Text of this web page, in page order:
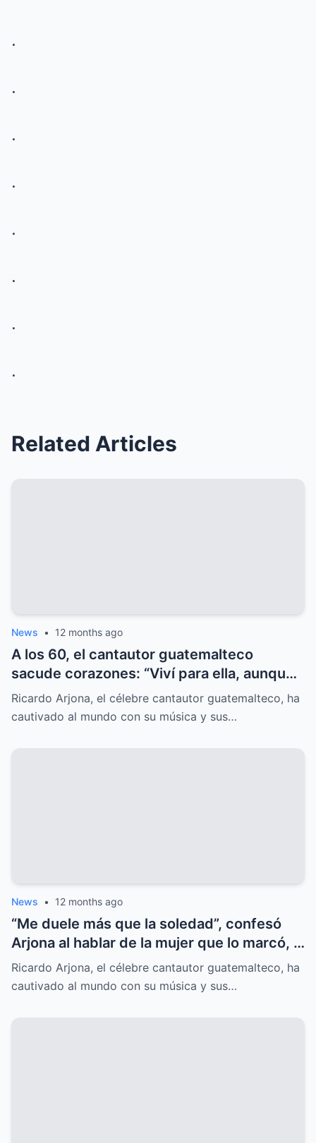
.
.
.
.
.
.
.
.
Related Articles
News • 12 months ago
A los 60, el cantautor guatemalteco
sacude corazones: “Viví para ella, aunque
el mundo nunca lo supo”, y el misterio
sorprende.
Ricardo Arjona, el célebre cantautor guatemalteco, ha
cautivado al mundo con su música y sus…
News • 12 months ago
“Me duele más que la soledad”, confesó
Arjona al hablar de la mujer que lo marcó, y
el secreto oculto salió a la luz.
Ricardo Arjona, el célebre cantautor guatemalteco, ha
cautivado al mundo con su música y sus…